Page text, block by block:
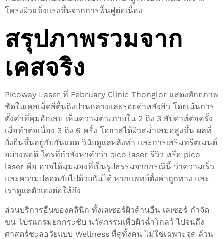
โครงผิวแข็งแรงขึ้นจากการฟื้นฟูต่อเนื่อง
สรุปภาพรวมจาก
เคสจริง
Picoway Laser ที่ February Clinic Thonglor แสดงศักยภาพ
ชัดในเคสเม็ดสีตื้นถึงปานกลางและรอยดำหลังสิว โดยเน้นการ
ตั้งค่าที่คุมอักเสบ เห็นความต่างภายใน 2 ถึง 3 สัปดาห์ต่อครั้ง
เมื่อทำต่อเนื่อง 3 ถึง 6 ครั้ง โอกาสได้ผิวสม่ำเสมอสูงขึ้น ผลที่
ยั่งยืนขึ้นอยู่กับกันแดด วินัยดูแลหลังทำ และการเสริมทรีตเมนต์
อย่างพอดี ใครที่กำลังหาคำว่า pico laser รีวิว หรือ pico
laser คือ อาจได้มุมมองที่เป็นรูปธรรมจากกรณีนี้ ว่าความเร็ว
และความปลอดภัยไปด้วยกันได้ หากแพทย์ตั้งค่าถูกทาง และ
เราดูแลตัวเองต่อให้ถึง
ส่วนบริการอื่นของคลินิก ทั้งเลเซอร์ผิวด้านอื่น เลเซอร์ กำจัด
ขน โปรแกรมยกกระชับ นวัตกรรมเพื่อผิวฉ่ำโกลว์ ไปจนถึง
ศาสตร์ชะลอวัยแบบ Wellness ที่ดูทั้งคน ไม่ใช่เฉพาะจุด ล้วน